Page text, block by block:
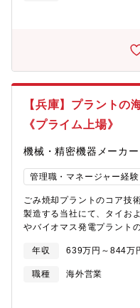
率アップの推進など、ワー
復職率は100％など、従業
■在籍年数等に問わず、ボ
わせて仕事を任せてもらえ
徴。 ■コミュニケーション
『市場拡大・新規開拓』【
【顧客】・自動車メーカー
ス機械・射出成型機などの
業の生産ラインや機械をサ
環境づくりに大きく貢献。
な機器・システムとして高
アを誇っています！★顧客
い、当社技術部が作成した
績やパフォーマンスが評価
イツ、タイ、台湾、中国、
【兵庫】プラントの
《プライム上場》
機械・精密機器メーカー
管理職・マネージャー経験
ごみ焼却プラントのコア技
製造する当社にて、タイお
やバイオマス発電プラント
く、1959年以降、製糖産
す）を燃料としたボイラを
コクに現地法人（Siam
いた事業展開を行うととも
年収 639万円～844万
職種
海外営業